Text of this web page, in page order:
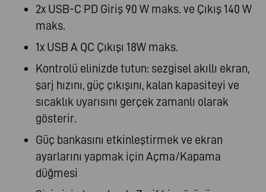
2x USB-C PD Giriş 90 W maks. ve Çıkış 140 W
maks.
1x USB A QC Çıkışı 18W maks.
Kontrolü elinizde tutun: sezgisel akıllı ekran,
şarj hızını, güç çıkışını, kalan kapasiteyi ve
sıcaklık uyarısını gerçek zamanlı olarak
gösterir.
Güç bankasını etkinleştirmek ve ekran
ayarlarını yapmak için Açma/Kapama
düğmesi